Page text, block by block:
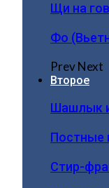
Щи на
Фо
PrevNext
Второе
Шашлык
Постные
Стир-